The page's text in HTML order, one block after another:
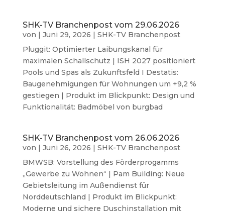
SHK-TV Branchenpost vom 29.06.2026
von | Juni 29, 2026 | SHK-TV Branchenpost
Pluggit: Optimierter Laibungskanal für
maximalen Schallschutz | ISH 2027 positioniert
Pools und Spas als Zukunftsfeld I Destatis:
Baugenehmigungen für Wohnungen um +9,2 %
gestiegen | Produkt im Blickpunkt: Design und
Funktionalität: Badmöbel von burgbad
SHK-TV Branchenpost vom 26.06.2026
von | Juni 26, 2026 | SHK-TV Branchenpost
BMWSB: Vorstellung des Förderprogamms
„Gewerbe zu Wohnen“ | Pam Building: Neue
Gebietsleitung im Außendienst für
Norddeutschland | Produkt im Blickpunkt:
Moderne und sichere Duschinstallation mit